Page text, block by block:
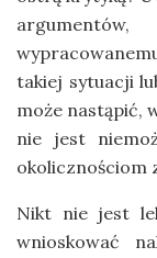
takiej sytuacji
może nastąpić,
nie jest
okolicznościom
Nikt nie jest
wnioskować